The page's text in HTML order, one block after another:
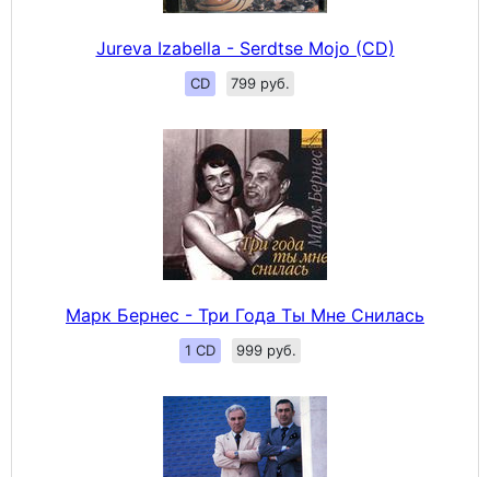
Jureva Izabella - Serdtse Mojo (CD)
CD 799 руб.
Марк Бернес - Три Года Ты Мне Снилась
1 CD 999 руб.